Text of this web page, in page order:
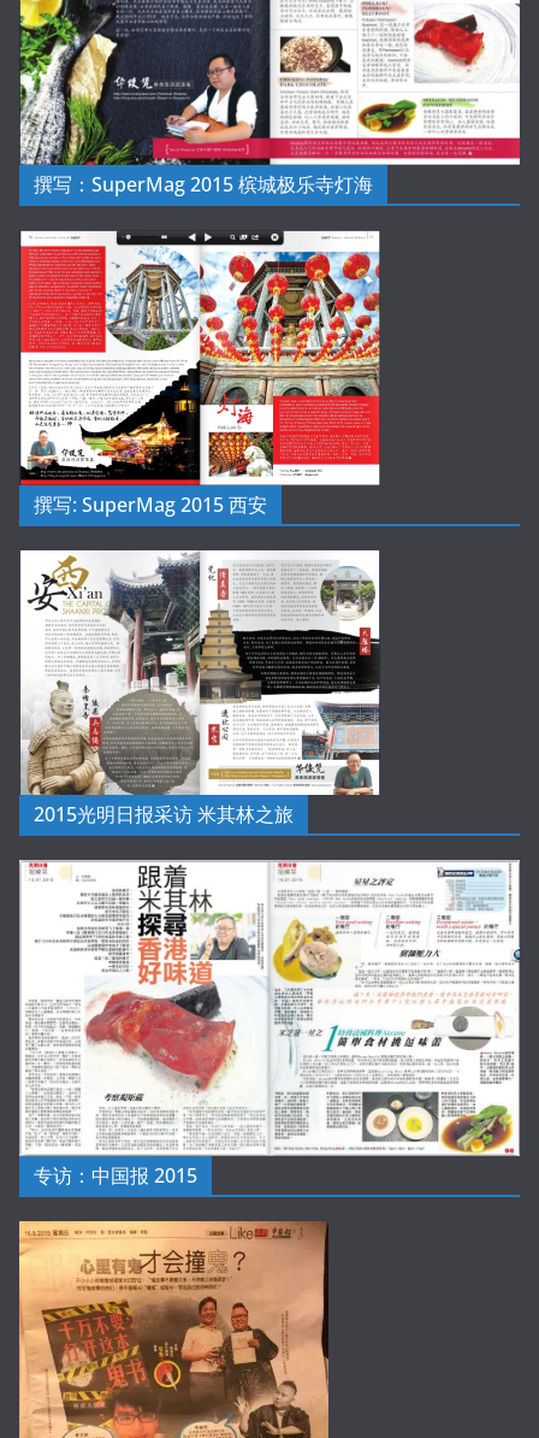
撰写：SuperMag 2015 槟城极乐寺灯海
撰写: SuperMag 2015 西安
2015光明日报采访 米其林之旅
专访：中国报 2015